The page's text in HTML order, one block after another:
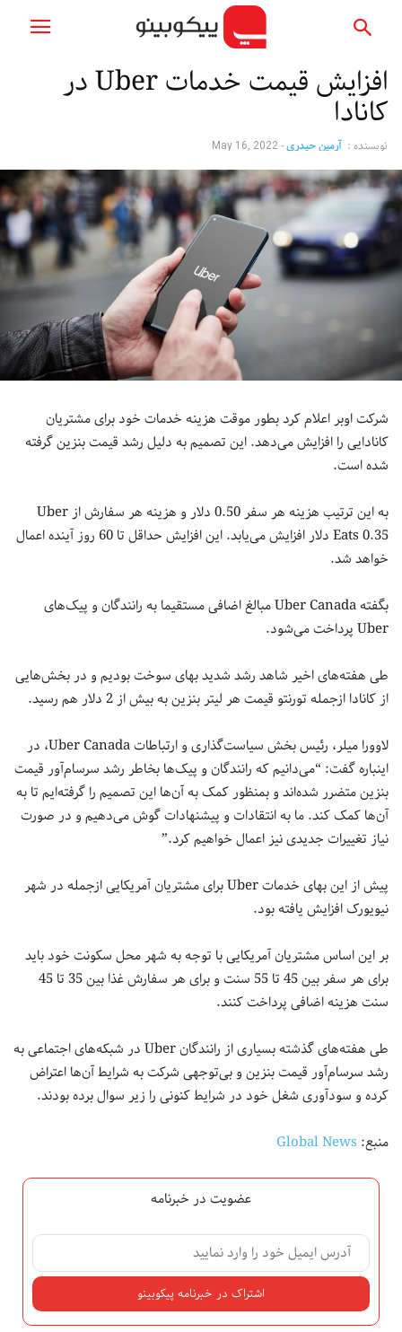
افزایش قیمت خدمات Uber در
کانادا
نویسنده : آرمین حیدری-
May 16, 2022
شرکت اوبر اعلام کرد بطور موقت هزینه خدمات خود برای مشتریان
کانادایی را افزایش می‌دهد. این تصمیم به دلیل رشد قیمت بنزین گرفته
شده است.
به این ترتیب هزینه هر سفر 0.50 دلار و هزینه هر سفارش از Uber
Eats 0.35 دلار افزایش می‌یابد. این افزایش حداقل تا 60 روز آینده اعمال
خواهد شد.
بگفته Uber Canada مبالغ اضافی مستقیما به رانندگان و پیک‌های
Uber پرداخت می‌شود.
طی هفته‌های اخیر شاهد رشد شدید بهای سوخت بودیم و در بخش‌هایی
از کانادا ازجمله تورنتو قیمت هر لیتر بنزین به بیش از 2 دلار هم رسید.
لاوورا میلر، رئیس بخش سیاست‌گذاری و ارتباطات Uber Canada، در
اینباره گفت: “می‌دانیم که رانندگان و پیک‌ها بخاطر رشد سرسام‌آور قیمت
بنزین متضرر شده‌اند و بمنظور کمک به آن‌ها این تصمیم را گرفته‌ایم تا به
آن‌ها کمک کند. ما به انتقادات و پیشنهادات گوش می‌دهیم و در صورت
نیاز تغییرات جدیدی نیز اعمال خواهیم کرد.”
پیش از این بهای خدمات Uber برای مشتریان آمریکایی ازجمله در شهر
نیویورک افزایش یافته بود.
بر این اساس مشتریان آمریکایی با توجه به شهر محل سکونت خود باید
برای هر سفر بین 45 تا 55 سنت و برای هر سفارش غذا بین 35 تا 45
سنت هزینه اضافی پرداخت کنند.
طی هفته‌های گذشته بسیاری از رانندگان Uber در شبکه‌های اجتماعی به
رشد سرسام‌آور قیمت بنزین و بی‌توجهی شرکت به شرایط آن‌ها اعتراض
کرده و سودآوری شغل خود در شرایط کنونی را زیر سوال برده بودند.
منبع: Global News
عضویت در خبرنامه